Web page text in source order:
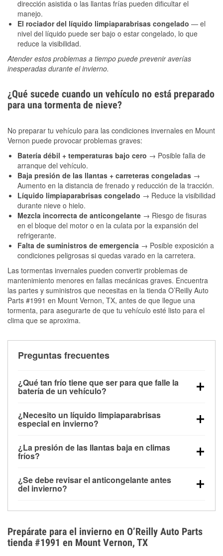
dirección asistida o las llantas frías pueden dificultar el
manejo.
El rociador del líquido limpiaparabrisas congelado — el
nivel del líquido puede ser bajo o estar congelado, lo que
reduce la visibilidad.
Atender estos problemas a tiempo puede prevenir averías
inesperadas durante el invierno.
¿Qué sucede cuando un vehículo no está preparado
para una tormenta de nieve?
No preparar tu vehículo para las condiciones invernales en Mount
Vernon puede provocar problemas graves:
Batería débil + temperaturas bajo cero → Posible falla de
arranque del vehículo.
Baja presión de las llantas + carreteras congeladas →
Aumento en la distancia de frenado y reducción de la tracción.
Líquido limpiaparabrisas congelado → Reduce la visibilidad
durante nieve o hielo.
Mezcla incorrecta de anticongelante → Riesgo de fisuras
en el bloque del motor o en la culata por la expansión del
refrigerante.
Falta de suministros de emergencia → Posible exposición a
condiciones peligrosas si quedas varado en la carretera.
Las tormentas invernales pueden convertir problemas de
mantenimiento menores en fallas mecánicas graves. Encuentra
las partes y suministros que necesitas en la tienda O’Reilly Auto
Parts #1991 en Mount Vernon, TX, antes de que llegue una
tormenta, para asegurarte de que tu vehículo esté listo para el
clima que se aproxima.
Preguntas frecuentes
¿Qué tan frío tiene que ser para que falle la
batería de un vehículo?
debajo de los 32 °F y puede perder hasta la mitad de
su potencia de arranque cerca de los 0 °F, lo que
arranque.
¿Necesito un líquido limpiaparabrisas
especial en invierno?
la congelación y ayuda a disolver la sal y la nieve
derretida en la carretera para mejorar la visibilidad.
¿La presión de las llantas baja en climas
fríos?
alrededor de 1 PSI por cada 10 °F que baja la
temperatura. Puedes obtener más información sobre
¿Se debe revisar el anticongelante antes
del invierno?
el sobrecalentamiento en condiciones de frío
extremo. Aprende cómo comprobar la protección
anticongelante en nuestra sección How-To.
Prepárate para el invierno en O’Reilly Auto Parts
tienda #1991 en Mount Vernon, TX